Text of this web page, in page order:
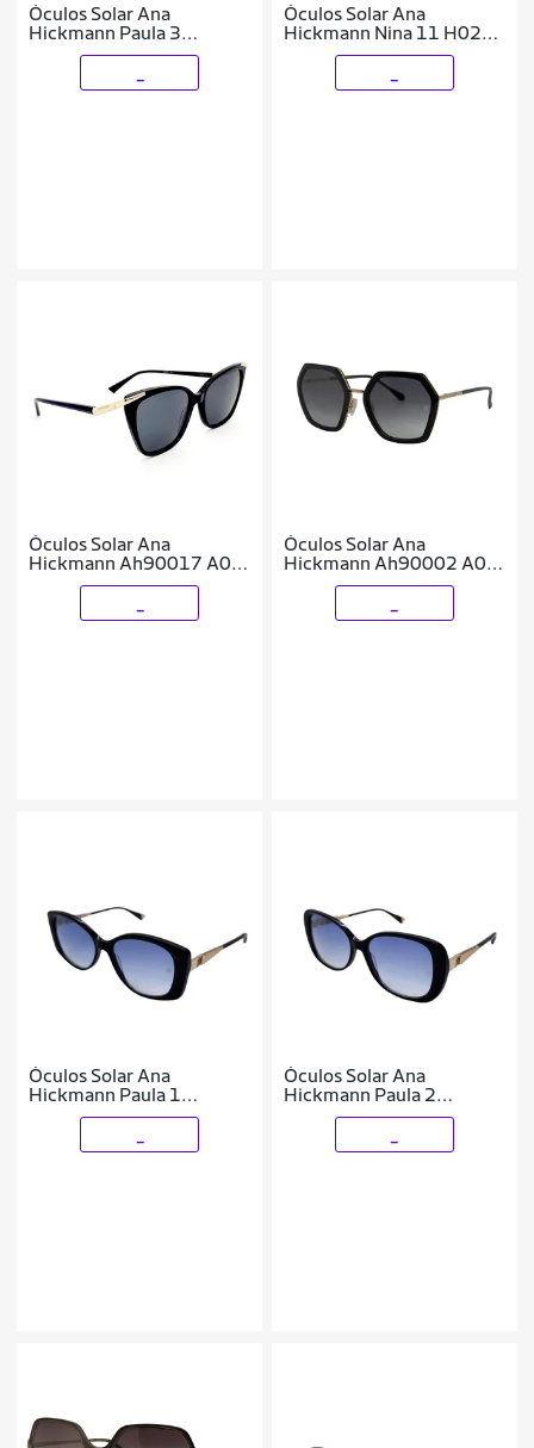
Óculos Solar Ana
Hickmann Paula 3
Ah90048 A01 Brilho
Óculos Solar Ana
Hickmann Nina 11 H02
Brilho Degradê Lente
Óculos Solar Ana
Hickmann Ah90017 A01
Brilho Lente Cinza
Óculos Solar Ana
Hickmann Ah90002 A01
Brilho Lente Cinza
Óculos Solar Ana
Hickmann Paula 1
Ah90046 A01 Brilho
Óculos Solar Ana
Hickmann Paula 2
Ah90047 A01 Brilho